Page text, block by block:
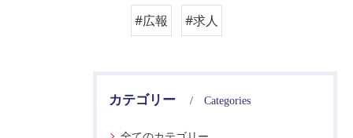
#広報 #求人
カテゴリー Categories